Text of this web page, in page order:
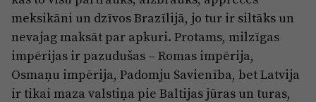
meksikāni un dzīvos Brazīlijā, jo tur ir siltāks un
nevajag maksāt par apkuri. Protams, milzīgas
impērijas ir pazudušas – Romas impērija,
Osmaņu impērija, Padomju Savienība, bet Latvija
ir tikai maza valstiņa pie Baltijas jūras un turas,